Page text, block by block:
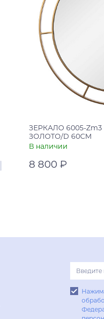
ЗЕРКАЛО 6005-
ЗОЛОТО/D 60СМ
В наличии
8 800 ₽